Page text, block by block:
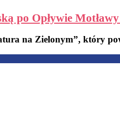
po Opływie
na Zielonym”, który